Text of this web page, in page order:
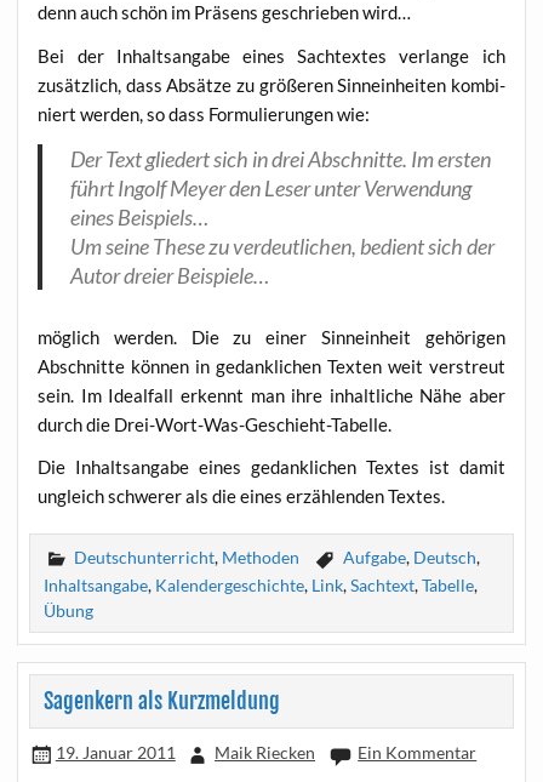
denn auch schön im Prä­sens geschrie­ben wird…
Bei der Inhalts­an­ga­be eines Sach­tex­tes ver­lan­ge ich
zusätz­lich, dass Absät­ze zu grö­ße­ren Sinn­ein­hei­ten kom­bi­
niert wer­den, so dass For­mu­lie­run­gen wie:
Der Text glie­dert sich in drei Abschnit­te. Im ers­ten
führt Ingolf Mey­er den Leser unter Ver­wen­dung
eines Beispiels…
Um sei­ne The­se zu ver­deut­li­chen, bedient sich der
Autor drei­er Beispiele…
mög­lich wer­den. Die zu einer Sinn­ein­heit gehö­ri­gen
Abschnit­te kön­nen in gedank­li­chen Tex­ten weit ver­streut
sein. Im Ide­al­fall erkennt man ihre inhalt­li­che Nähe aber
durch die Drei-Wort-Was-Geschieht-Tabelle.
Die Inhalts­an­ga­be eines gedank­li­chen Tex­tes ist damit
ungleich schwe­rer als die eines erzäh­len­den Textes.
Deutschunterricht, Methoden Aufgabe, Deutsch,
Inhaltsangabe, Kalendergeschichte, Link,Sachtext,Tabelle,
Übung
Sagenkern als Kurzmeldung
19. Januar 2011 Maik Riecken Ein Kommentar